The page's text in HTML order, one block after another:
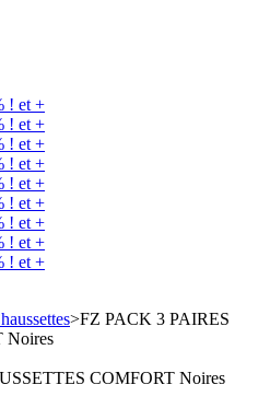
! et +
! et +
! et +
! et +
! et +
! et +
! et +
! et +
! et +
>FZ PACK 3 PAIRES
Noires